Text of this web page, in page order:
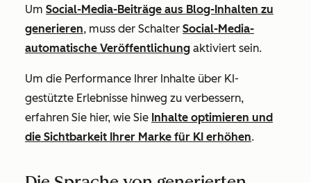
Um Social-Media-Beiträge aus Blog-Inhalten zu
generieren, muss der Schalter Social-Media-
automatische Veröffentlichung aktiviert sein.
Um die Performance Ihrer Inhalte über KI-
gestützte Erlebnisse hinweg zu verbessern,
erfahren Sie hier, wie Sie Inhalte optimieren und
die Sichtbarkeit Ihrer Marke für KI erhöhen.